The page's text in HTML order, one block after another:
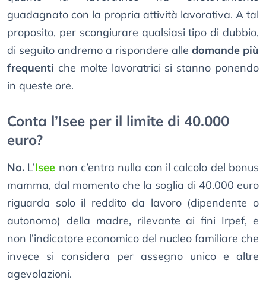
guadagnato con la propria attività lavorativa. A tal
proposito, per scongiurare qualsiasi tipo di dubbio,
di seguito andremo a rispondere alle domande più
frequenti che molte lavoratrici si stanno ponendo
in queste ore.
Conta l’Isee per il limite di 40.000
euro?
No. L’Isee non c’entra nulla con il calcolo del bonus
mamma, dal momento che la soglia di 40.000 euro
riguarda solo il reddito da lavoro (dipendente o
autonomo) della madre, rilevante ai fini Irpef, e
non l’indicatore economico del nucleo familiare che
invece si considera per assegno unico e altre
agevolazioni.